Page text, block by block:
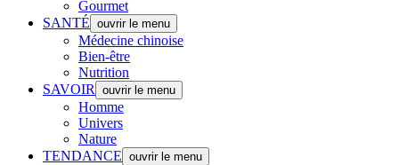
Gourmet
SANTÉ ouvrir le menu
Médecine chinoise
Bien-être
Nutrition
SAVOIR
ouvrir le menu
Homme
Univers
Nature
TENDANCE ouvrir le menu